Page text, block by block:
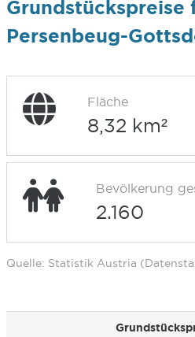
Grundstückspreise
Persenbeug-
Fläche
8,32 km²
Bevölkerung
2.160
Quelle: Statistik Austria